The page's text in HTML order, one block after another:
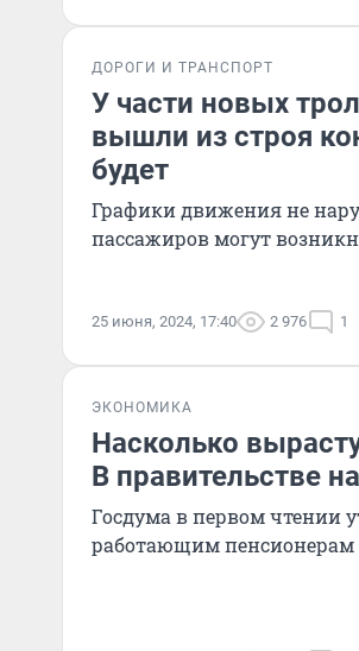
ДОРОГИ И ТРАНСПОРТ
У части новых
вышли из строя
будет
Графики движения не
пассажиров могут
25 июня, 2024, 17:40 2 976 1
ЭКОНОМИКА
Насколько
В правительстве
Госдума в первом чтении
работающим пенсионерам